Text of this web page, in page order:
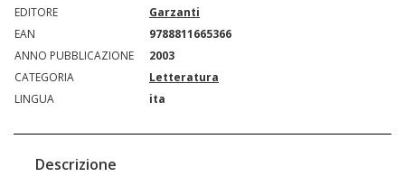
EDITORE
Garzanti
EAN
9788811665366
ANNO PUBBLICAZIONE
2003
CATEGORIA
Letteratura
LINGUA
ita
Descrizione